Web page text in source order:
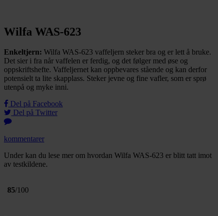
Wilfa WAS-623
Enkeltjern: Wilfa WAS-623 vaffeljern steker bra og er lett å bruke.
Det sier i fra når vaffelen er ferdig, og det følger med øse og
oppskriftshefte. Vaffeljernet kan oppbevares stående og kan derfor
potensielt ta lite skapplass. Steker jevne og fine vafler, som er sprø
utenpå og myke inni.
Del på Facebook
Del på Twitter
kommentarer
Under kan du lese mer om hvordan Wilfa WAS-623 er blitt tatt imot
av testkildene.
85/100